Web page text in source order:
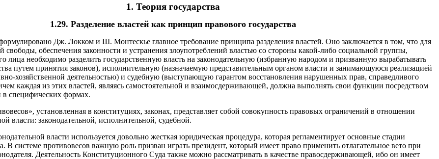
1. Теория государства
1.29. Разделение властей как принцип правового государства
Дж. Локком и Ш. Монтескье главное требование принципа разделения властей. Оно заключается в том, что для
свободы, обеспечения законности и устранения злоупотреблений властью со стороны какой-либо социальной группы,
лица необходимо разделить государственную власть на законодательную (избранную народом и призванную вырабатывать
путем принятия законов), исполнительную (назначаемую представительным органом власти и занимающуюся реализацией
хозяйственной деятельностью) и судебную (выступающую гарантом восстановления нарушенных прав, справедливого
каждая из этих властей, являясь самостоятельной и взаимосдерживающей, должна выполнять свои функции посредством
в специфических формах.
установленная в конституциях, законах, представляет собой совокупность правовых ограничений в отношении
власти: законодательной, исполнительной, судебной.
власти используется довольно жесткая юридическая процедура, которая регламентирует основные стадии
В системе противовесов важную роль призван играть президент, который имеет право применить отлагательное вето при
Деятельность Конституционного Суда также можно рассматривать в качестве правосдерживающей, ибо он имеет